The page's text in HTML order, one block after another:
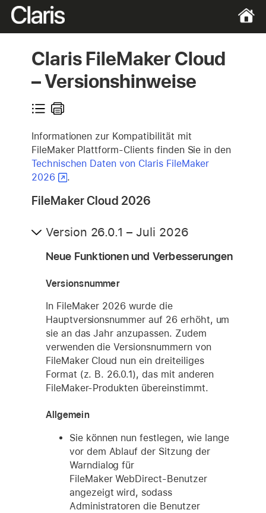
Claris FileMaker Cloud
– Versionshinweise
Informationen zur Kompatibilität mit
FileMaker Plattform-Clients finden Sie in den
Technischen Daten von Claris FileMaker
2026
.
FileMaker Cloud 2026
Version 26.0.1 – Juli 2026
Neue Funktionen und Verbesserungen
Versionsnummer
In FileMaker 2026 wurde die
Hauptversionsnummer auf 26 erhöht, um
sie an das Jahr anzupassen. Zudem
verwenden die Versionsnummern von
FileMaker Cloud nun ein dreiteiliges
Format (z. B. 26.0.1), das mit anderen
FileMaker-Produkten übereinstimmt.
Allgemein
Sie können nun festlegen, wie lange
vor dem Ablauf der Sitzung der
Warndialog für
FileMaker WebDirect-Benutzer
angezeigt wird, sodass
Administratoren die Benutzer